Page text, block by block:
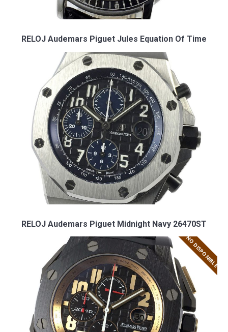
RELOJ Audemars Piguet Jules Equation Of Time
RELOJ Audemars Piguet Midnight Navy 26470ST
NO DISPONIBLE